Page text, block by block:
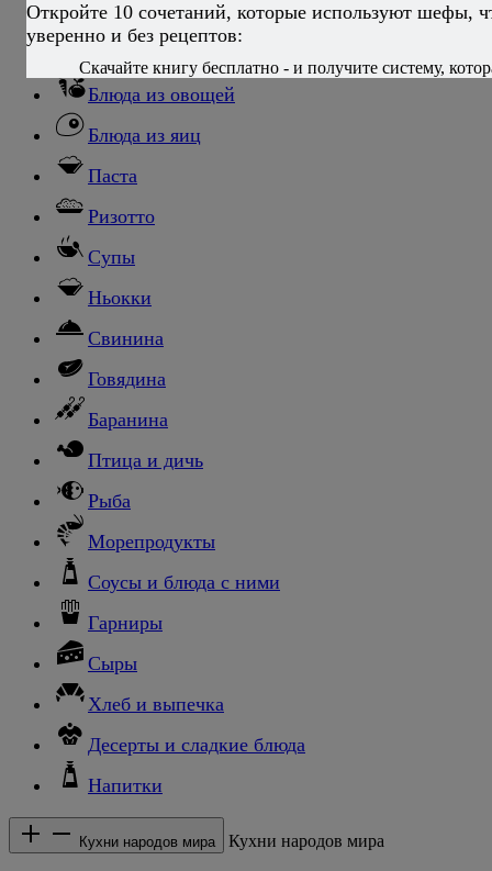
Салаты
Блюда из овощей
Блюда из яиц
Паста
Ризотто
Супы
Ньокки
Свинина
Говядина
Баранина
Птица и дичь
Рыба
Морепродукты
Соусы и блюда с ними
Гарниры
Сыры
Хлеб и выпечка
Десерты и сладкие блюда
Напитки
Кухни народов мира Кухни народов мира
Откройте 10 сочетаний, которые используют шефы,
уверенно и без рецептов:
Скачайте книгу бесплатно - и получите систему,